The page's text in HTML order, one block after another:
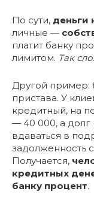
По сути, деньги
личные —
платит банку
лимитом. Так
Другой пример:
пристава. У
кредитный, на
— 40 000, а долг
вдаваться в
задолженность
Получается,
кредитных
банку процент.